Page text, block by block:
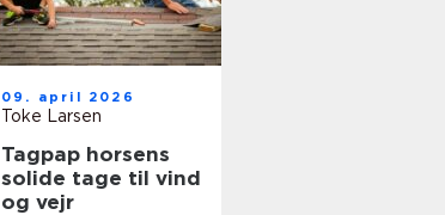
09. april 2026
Toke Larsen
Tagpap horsens
solide tage til vind
og vejr